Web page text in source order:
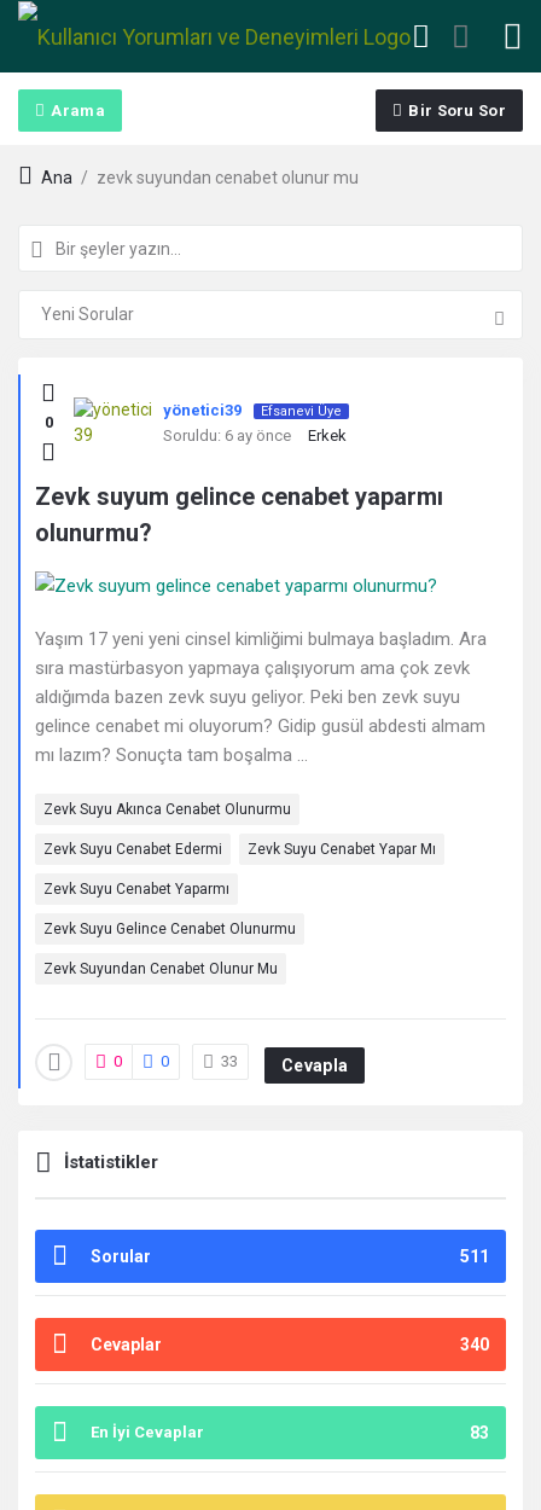
Arama Bir Soru Sor
Ana / zevk suyundan cenabet olunur mu
Kullanıcı
Yorumları
ve
Deneyimleri
En
sonuncu
Sorular
0
yönetici39 Efsanevi Üye
Soruldu: 6 ay önce Erkek
Zevk suyum gelince cenabet yaparmı
olunurmu?
Yaşım 17 yeni yeni cinsel kimliğimi bulmaya başladım. Ara
sıra mastürbasyon yapmaya çalışıyorum ama çok zevk
aldığımda bazen zevk suyu geliyor. Peki ben zevk suyu
gelince cenabet mi oluyorum? Gidip gusül abdesti almam
mı lazım? Sonuçta tam boşalma ...
Zevk Suyu Akınca Cenabet Olunurmu
Zevk Suyu Cenabet Edermi Zevk Suyu Cenabet Yapar Mı
Zevk Suyu Cenabet Yaparmı
Zevk Suyu Gelince Cenabet Olunurmu
Zevk Suyundan Cenabet Olunur Mu
0 0 33 Cevapla
İstatistikler
Sorular 511
Cevaplar 340
En İyi Cevaplar 83